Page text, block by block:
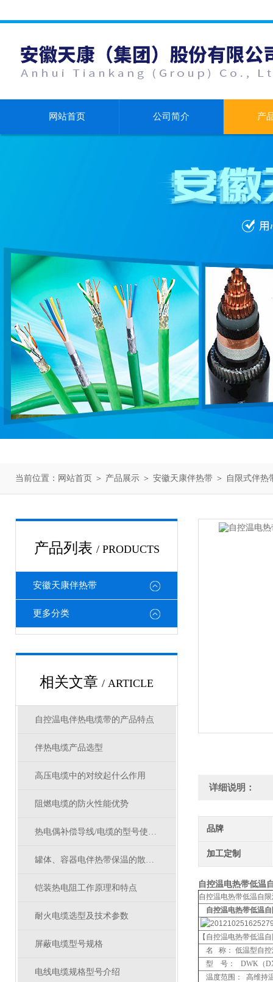
网站首页 公司简介 产
当前位置： 网站首页 ＞ 产品展示 ＞ 安徽天康伴热带 ＞ 自限式伴热
产品列表 / PRODUCTS
安徽天康伴热带
更多分类
相关文章 / ARTICLE
自控温电伴热电缆带的产品特点
伴热电缆产品选型
高压电缆中的对绞起什么作用
阻燃电缆的防火性能优势
热电偶补偿导线/电缆的型号使用特性及分类
罐体、容器电伴热带保温的散热量计算
铠装热电阻工作原理和特点
耐火电缆选型及技术参数
屏蔽电缆型号规格
电线电缆规格型号介绍
详细说明：
品牌
加工定制
自控温电热带低温
自控温电热带低温自
自控温电热带低温
【自控温电热带低温
名 称： 低温型自控
型 号： DWK（
温度范围： 高维持